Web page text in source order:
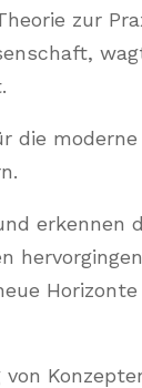
zur
die moderne
erkennen
Horizonte